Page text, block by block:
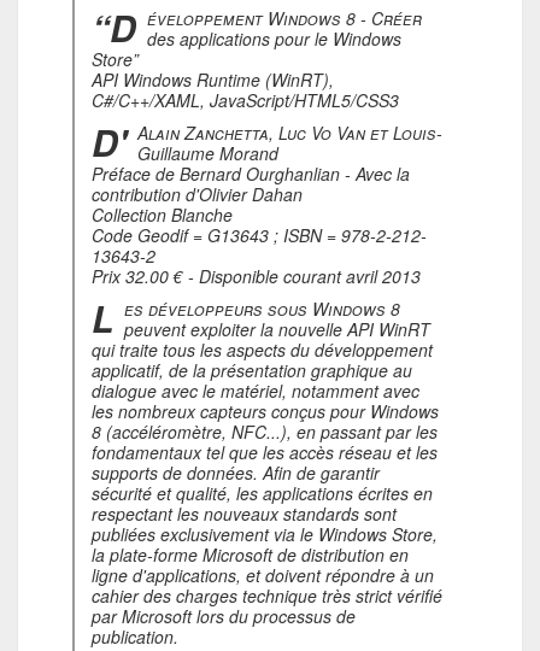
“D éveloppement Windows 8 - Créer
des applications pour le Windows
Store”
API Windows Runtime (WinRT),
C#/C++/XAML, JavaScript/HTML5/CSS3
D' Alain Zanchetta, Luc Vo Van et Louis-
Guillaume Morand
Préface de Bernard Ourghanlian - Avec la
contribution d'Olivier Dahan
Collection Blanche
Code Geodif = G13643 ; ISBN = 978-2-212-
13643-2
Prix 32.00 € - Disponible courant avril 2013
L es développeurs sous Windows 8
peuvent exploiter la nouvelle API WinRT
qui traite tous les aspects du développement
applicatif, de la présentation graphique au
dialogue avec le matériel, notamment avec
les nombreux capteurs conçus pour Windows
8 (accéléromètre, NFC...), en passant par les
fondamentaux tel que les accès réseau et les
supports de données. Afin de garantir
sécurité et qualité, les applications écrites en
respectant les nouveaux standards sont
publiées exclusivement via le Windows Store,
la plate-forme Microsoft de distribution en
ligne d'applications, et doivent répondre à un
cahier des charges technique très strict vérifié
par Microsoft lors du processus de
publication.